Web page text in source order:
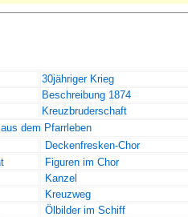
30jähriger Krieg
Beschreibung 1874
Kreuzbruderschaft
dem Pfarrleben
Deckenfresken-Chor
Figuren im Chor
Kanzel
Kreuzweg
Ölbilder im Schiff